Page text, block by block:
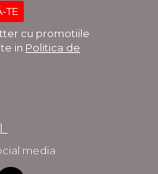
cu promotiile
in Politica de
media